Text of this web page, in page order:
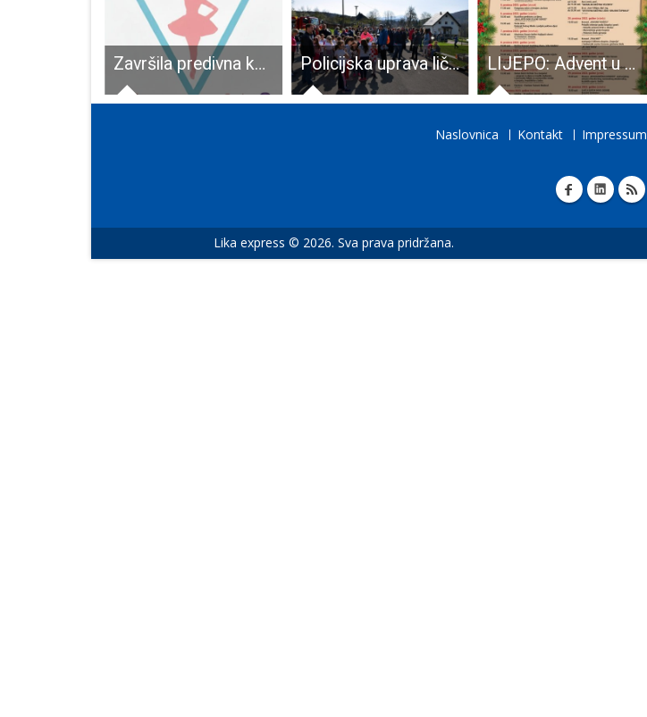
Završila predivna kampanja “Vile za Liku” Pobijedi rak Policijska uprava ličko-senjska s partnerima obilježila Dan planeta Zemlje LIJEPO: Advent u Gospiću je bogat, šarolik i zanimljiv za sve dobne skupine!!!
Naslovnica Kontakt Impressum
Lika express © 2026. Sva prava pridržana.